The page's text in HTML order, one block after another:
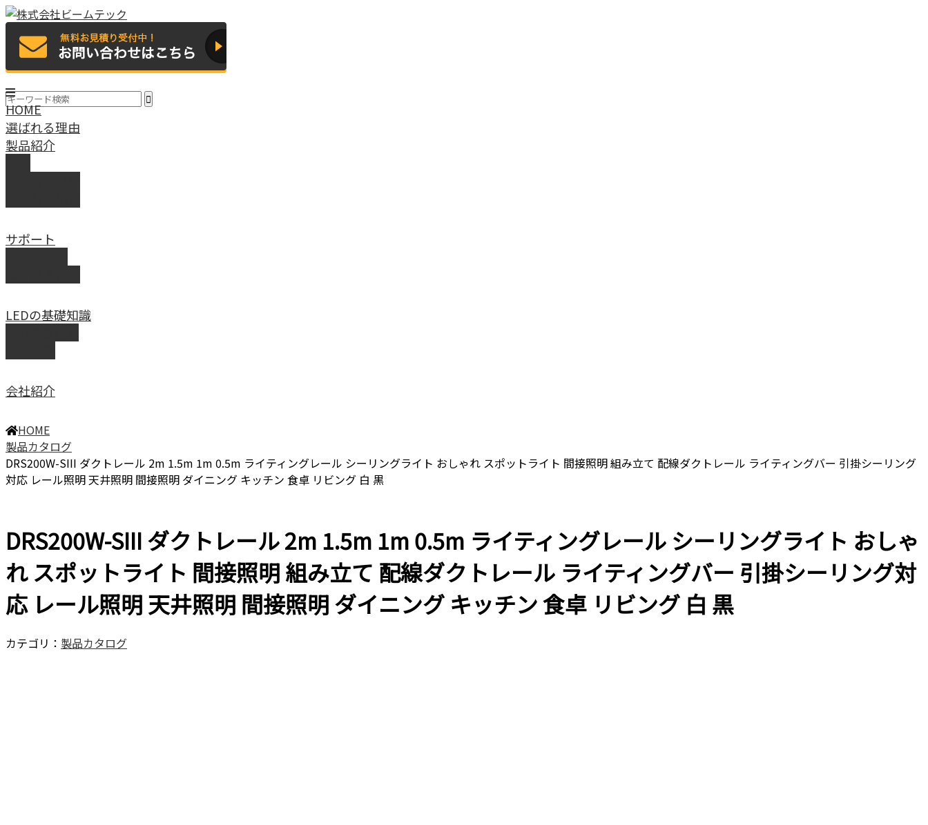
HOME
選ばれる理由
製品紹介
サポート
LEDの基礎知識
会社紹介
HOME
製品カタログ
DRS200W-SIII ダクトレール 2m 1.5m 1m 0.5m ライティングレール シーリングライト おしゃれ スポットライト 間接照明 組み立て 配線ダクトレール ライティングバー 引掛シーリング
対応 レール照明 天井照明 間接照明 ダイニング キッチン 食卓 リビング 白 黒
DRS200W-SIII ダクトレール 2m 1.5m 1m 0.5m ライティングレール シーリングライト おしゃ
れ スポットライト 間接照明 組み立て 配線ダクトレール ライティングバー 引掛シーリング対
応 レール照明 天井照明 間接照明 ダイニング キッチン 食卓 リビング 白 黒
カテゴリ： 製品カタログ